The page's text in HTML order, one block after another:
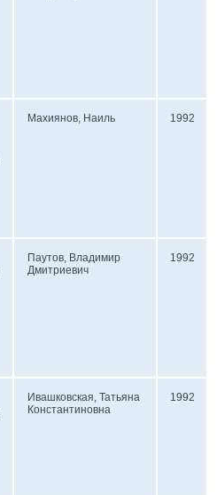
Махиянов, Наиль 1992
Паутов, Владимир
Дмитриевич
1992
Ивашковская, Татьяна
Константиновна
1992